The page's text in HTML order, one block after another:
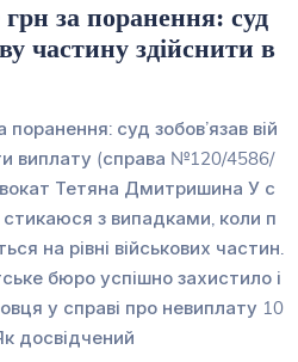
за поранення: суд
частину здійснити в
суд зобов’язав вій
виплату (справа №120/4586/
Тетяна Дмитришина У с
стикаюся з випадками, коли п
на рівні військових частин.
бюро успішно захистило і
у справі про невиплату 10
досвідчений